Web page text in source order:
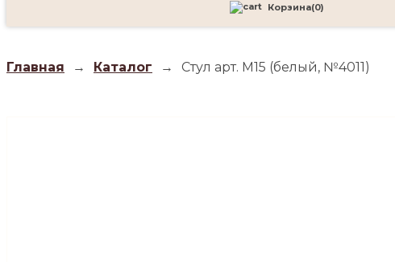
Корзина(0)
Главная → Каталог → Стул арт. М15 (белый, №4011)